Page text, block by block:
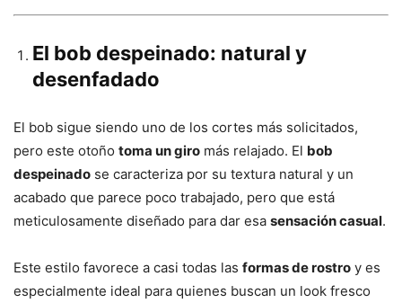
El bob despeinado: natural y
desenfadado
El bob sigue siendo uno de los cortes más solicitados,
pero este otoño toma un giro más relajado. El bob
despeinado se caracteriza por su textura natural y un
acabado que parece poco trabajado, pero que está
meticulosamente diseñado para dar esa sensación casual.
Este estilo favorece a casi todas las formas de rostro y es
especialmente ideal para quienes buscan un look fresco